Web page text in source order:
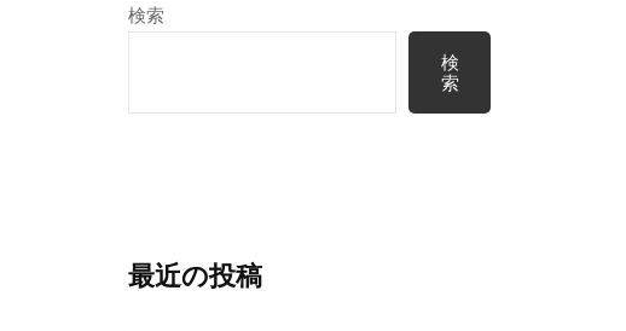
検索
検
索
最近の投稿